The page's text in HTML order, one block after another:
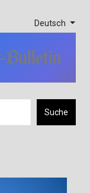
Deutsch
Suche